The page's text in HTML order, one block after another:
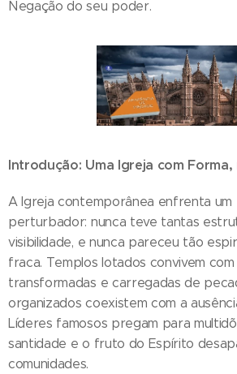
Negação do seu poder.
Introdução: Uma Igreja com Forma,
A Igreja contemporânea enfrenta um
perturbador: nunca teve tantas
visibilidade, e nunca pareceu tão
fraca. Templos lotados convivem com
transformadas e carregadas de
organizados coexistem com a
Líderes famosos pregam para
santidade e o fruto do Espírito
comunidades.